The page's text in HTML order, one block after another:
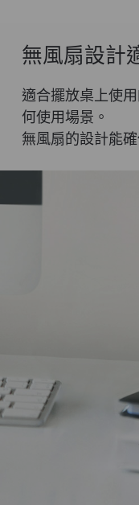
無風扇設計
適合擺放桌上使
何使用場景。
無風扇的設計能